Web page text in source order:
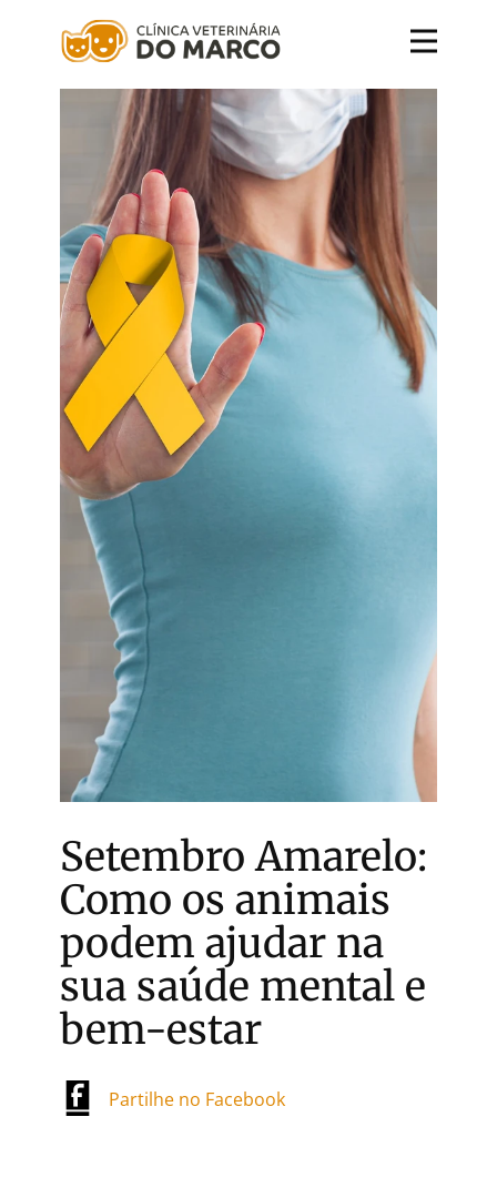
Setembro Amarelo:
Como os animais
podem ajudar na
sua saúde mental e
bem-estar
Partilhe no Facebook